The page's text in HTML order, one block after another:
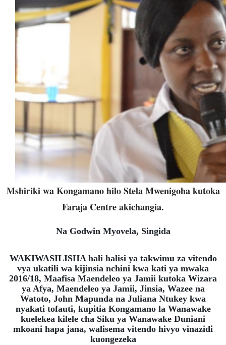
Mshiriki wa Kongamano hilo Stela Mwenigoha kutoka
Faraja Centre akichangia.
Na Godwin Myovela, Singida
WAKIWASILISHA hali halisi ya takwimu za vitendo
vya ukatili wa kijinsia nchini kwa kati ya mwaka
2016/18, Maafisa Maendeleo ya Jamii kutoka Wizara
ya Afya, Maendeleo ya Jamii, Jinsia, Wazee na
Watoto, John Mapunda na Juliana Ntukey kwa
nyakati tofauti, kupitia Kongamano la Wanawake
kuelekea kilele cha Siku ya Wanawake Duniani
mkoani hapa jana, walisema vitendo hivyo vinazidi
kuongezeka